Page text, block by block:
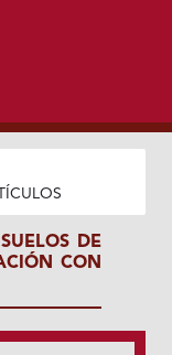
DE
CON